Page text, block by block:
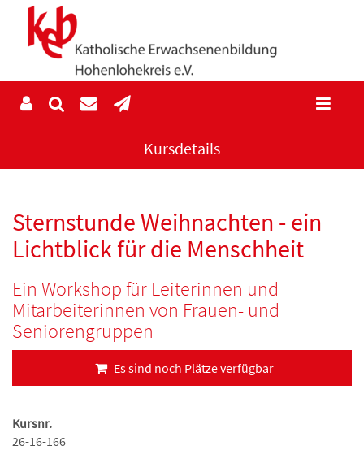
Kursdetails
Sternstunde Weihnachten - ein
Lichtblick für die Menschheit
Ein Workshop für Leiterinnen und
Mitarbeiterinnen von Frauen- und
Seniorengruppen
Es sind noch Plätze verfügbar
Kursnr.
26-16-166